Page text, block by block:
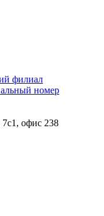
филиал
номер
офис 238